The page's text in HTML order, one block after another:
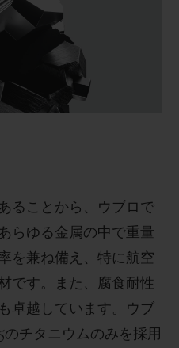
ることから、ウブロで
らゆる金属の中で重量
を兼ね備え、特に航空
です。また、腐食耐性
卓越しています。ウブ
5のチタニウムのみを採用